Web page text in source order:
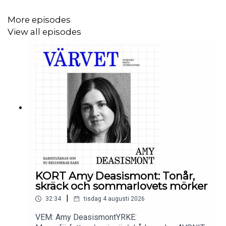
KLIPPNING: Paul Wettermark
NY FORM: Martin Löfqvist (
VINJETTKOMPOSITION: K Triumf.
VINJETTPRODUKTION: K Triumf, P Svensson och
VINJETTANPASSNING: Paul Wettermark.
varvet@triumf.se ochInstagram
More episodes
View all episodes
KORT Amy Deasismont: Tonår,
skräck och sommarlovets mörker
32:34 tisdag 4 augusti 2026
VEM: Amy DeasismontYRKE: